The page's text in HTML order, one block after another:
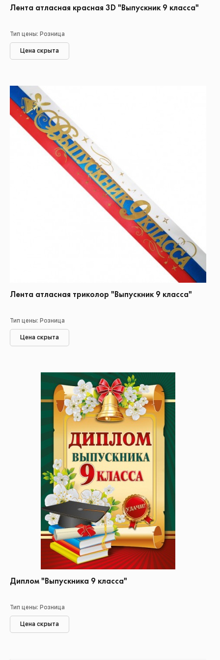
Лента атласная красная 3D "Выпускник 9 класса"
Тип цены: Розница
Цена скрыта
Лента атласная триколор "Выпускник 9 класса"
Тип цены: Розница
Цена скрыта
Диплом "Выпускника 9 класса"
Тип цены: Розница
Цена скрыта